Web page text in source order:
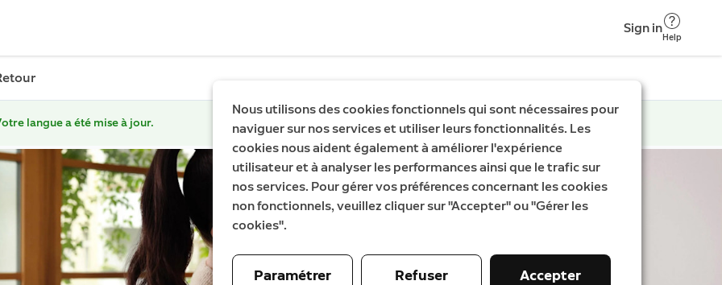
Sign in
Help
langue a été mise à jour.
Nous utilisons des cookies fonctionnels qui sont nécessaires pour
naviguer sur nos services et utiliser leurs fonctionnalités. Les
cookies nous aident également à améliorer l'expérience
utilisateur et à analyser les performances ainsi que le trafic sur
nos services. Pour gérer vos préférences concernant les cookies
non fonctionnels, veuillez cliquer sur "Accepter" ou "Gérer les
cookies".
Paramétrer Refuser Accepter